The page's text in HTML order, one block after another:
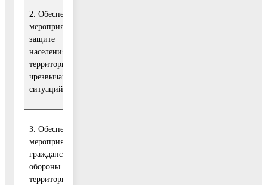
2. Обеспечение
мероприятий по
защите
населения и
территорий от
чрезвычайных
ситуаций
3. Обеспечение
мероприятий
гражданской
обороны на
территории